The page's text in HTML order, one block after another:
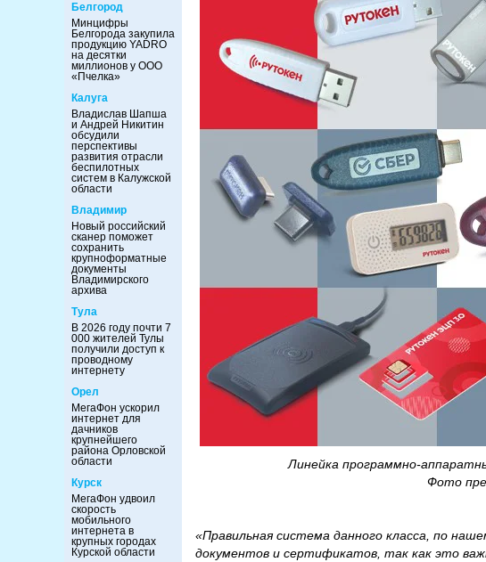
Белгород
Минцифры
Белгорода закупила
продукцию YADRO
на десятки
миллионов у ООО
«Пчелка»
Калуга
Владислав Шапша
и Андрей Никитин
обсудили
перспективы
развития отрасли
беспилотных
систем в Калужской
области
Владимир
Новый российский
сканер поможет
сохранить
крупноформатные
документы
Владимирского
архива
Тула
В 2026 году почти 7
000 жителей Тулы
получили доступ к
проводному
интернету
Орел
МегаФон ускорил
интернет для
дачников
крупнейшего
района Орловской
области
Курск
МегаФон удвоил
скорость
мобильного
интернета в
крупных городах
Курской области
Линейка программно-
Фото
«Правильная система данного класса, по
документов и сертификатов, так как это